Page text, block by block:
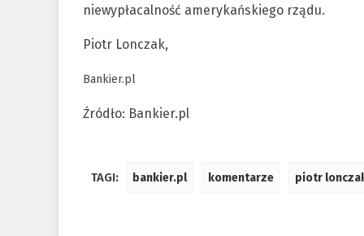
niewypłacalność amerykańskiego rządu.
Piotr Lonczak,
Bankier.pl
Źródło: Bankier.pl
TAGI: bankier.pl komentarze piotr